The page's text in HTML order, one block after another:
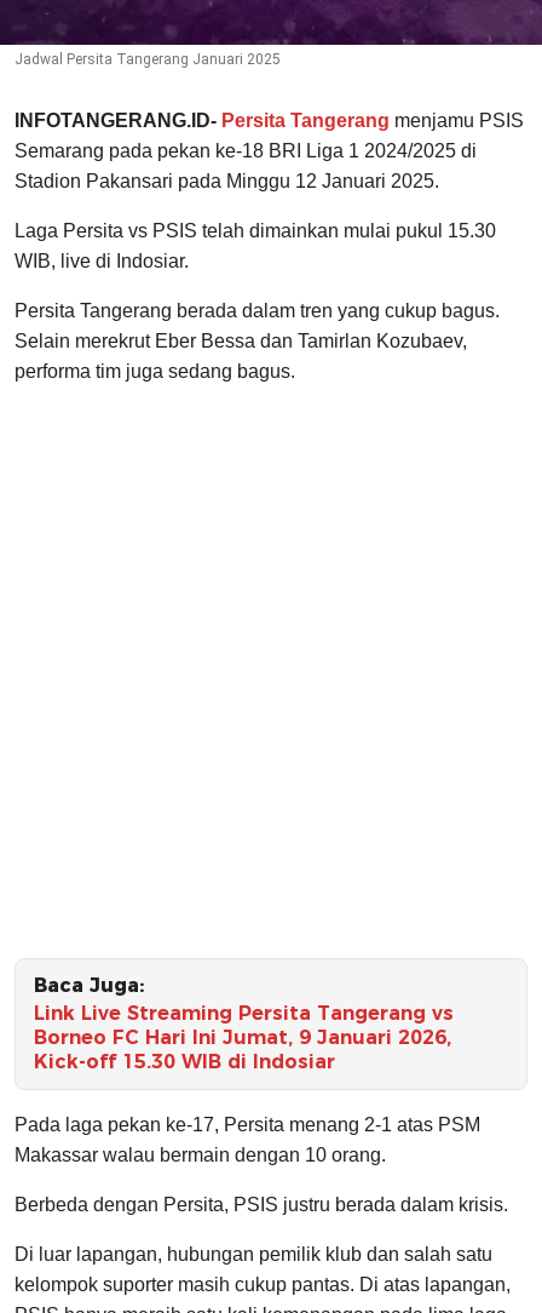
Jadwal Persita Tangerang Januari 2025
INFOTANGERANG.ID- Persita Tangerang menjamu PSIS
Semarang pada pekan ke-18 BRI Liga 1 2024/2025 di
Stadion Pakansari pada Minggu 12 Januari 2025.
Laga Persita vs PSIS telah dimainkan mulai pukul 15.30
WIB, live di Indosiar.
Persita Tangerang berada dalam tren yang cukup bagus.
Selain merekrut Eber Bessa dan Tamirlan Kozubaev,
performa tim juga sedang bagus.
Baca Juga:
Link Live Streaming Persita Tangerang vs
Borneo FC Hari Ini Jumat, 9 Januari 2026,
Kick-off 15.30 WIB di Indosiar
Pada laga pekan ke-17, Persita menang 2-1 atas PSM
Makassar walau bermain dengan 10 orang.
Berbeda dengan Persita, PSIS justru berada dalam krisis.
Di luar lapangan, hubungan pemilik klub dan salah satu
kelompok suporter masih cukup pantas. Di atas lapangan,